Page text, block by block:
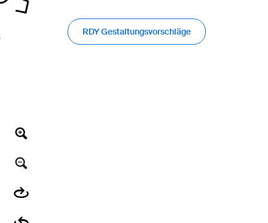
RDY Gestaltungsvorschläge